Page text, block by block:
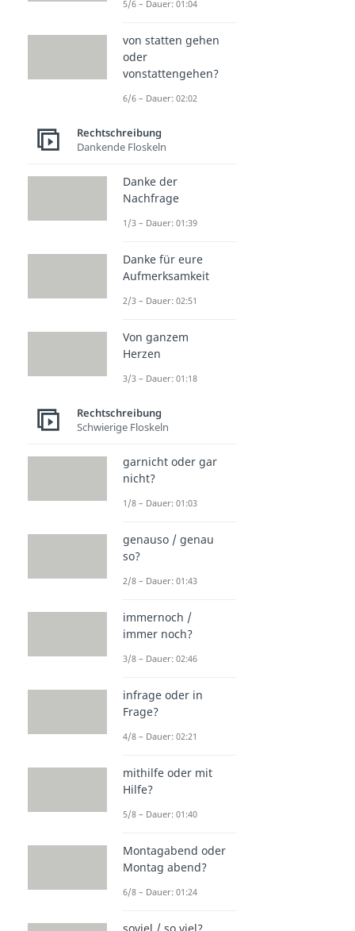
5/6 – Dauer: 01:04
von statten gehen
oder
vonstattengehen?
6/6 – Dauer: 02:02
Rechtschreibung
Dankende Floskeln
Danke der
Nachfrage
1/3 – Dauer: 01:39
Danke für eure
Aufmerksamkeit
2/3 – Dauer: 02:51
Von ganzem
Herzen
3/3 – Dauer: 01:18
Rechtschreibung
Schwierige Floskeln
garnicht oder gar
nicht?
1/8 – Dauer: 01:03
genauso / genau
so?
2/8 – Dauer: 01:43
immernoch /
immer noch?
3/8 – Dauer: 02:46
infrage oder in
Frage?
4/8 – Dauer: 02:21
mithilfe oder mit
Hilfe?
5/8 – Dauer: 01:40
Montagabend oder
Montag abend?
6/8 – Dauer: 01:24